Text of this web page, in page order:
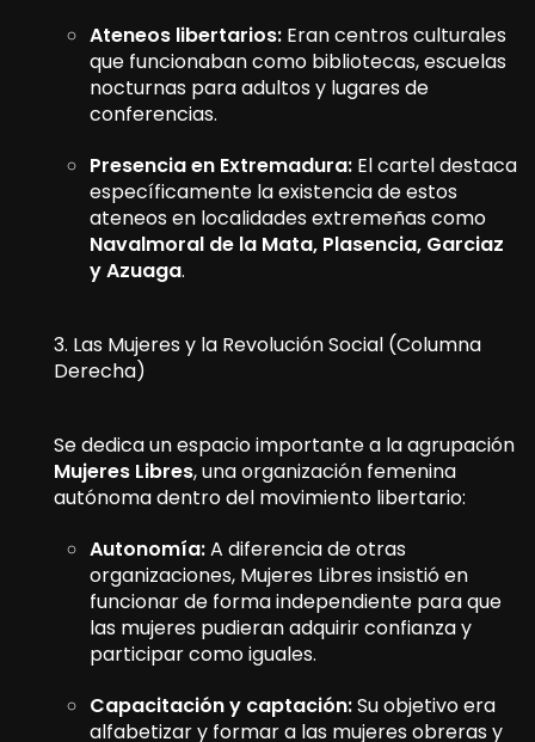
Ateneos libertarios: Eran centros culturales
que funcionaban como bibliotecas, escuelas
nocturnas para adultos y lugares de
conferencias.
Presencia en Extremadura: El cartel destaca
específicamente la existencia de estos
ateneos en localidades extremeñas como
Navalmoral de la Mata, Plasencia, Garciaz
y Azuaga.
3. Las Mujeres y la Revolución Social (Columna
Derecha)
Se dedica un espacio importante a la agrupación
Mujeres Libres, una organización femenina
autónoma dentro del movimiento libertario:
Autonomía:A diferencia de otras
organizaciones, Mujeres Libres insistió en
funcionar de forma independiente para que
las mujeres pudieran adquirir confianza y
participar como iguales.
Capacitación y captación:Su objetivo era
alfabetizar y formar a las mujeres obreras y